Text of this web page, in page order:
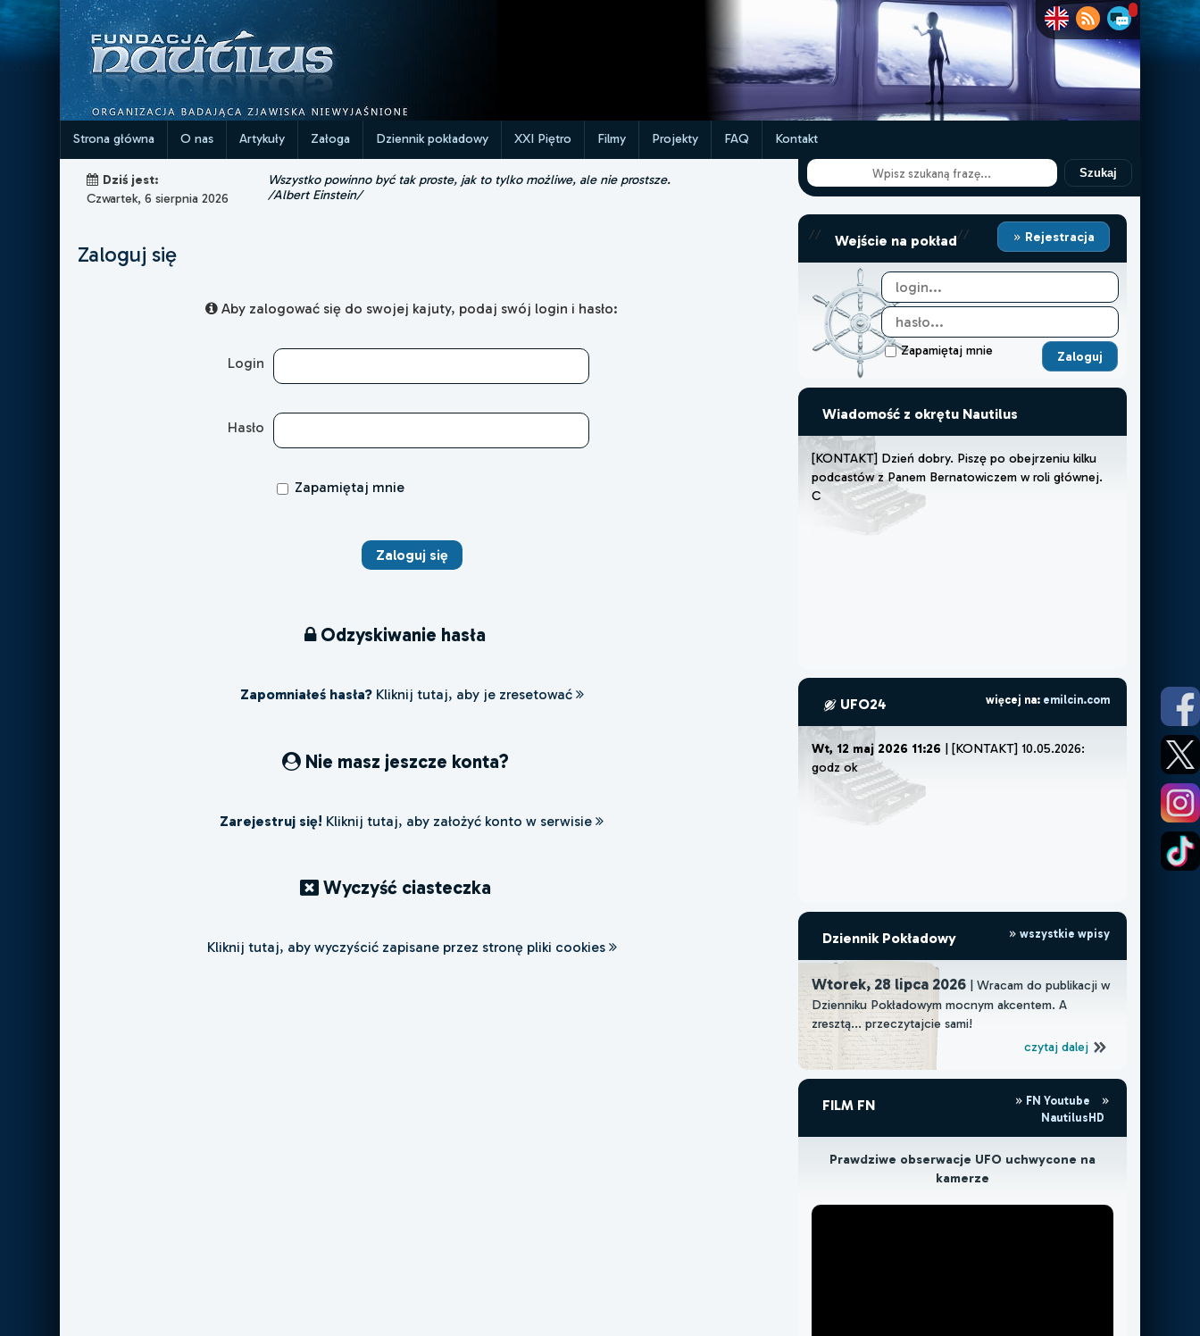
Strona główna O nas Artykuły Załoga Dziennik pokładowy XXI Piętro Filmy Projekty FAQ Kontakt
Dziś jest:
Czwartek, 6 sierpnia 2026
Wszystko powinno być tak proste, jak to tylko możliwe, ale nie prostsze.
/Albert Einstein/
Zaloguj się
Aby zalogować się do swojej kajuty, podaj swój login i hasło:
Login
Hasło
Zapamiętaj mnie
Odzyskiwanie hasła
Zapomniałeś hasła?Kliknij tutaj, aby je zresetować
Nie masz jeszcze konta?
Zarejestruj się! Kliknij tutaj, aby założyć konto w serwisie
Wyczyść ciasteczka
Kliknij tutaj, aby wyczyścić zapisane przez stronę pliki cookies
Szukaj
// Wejście na pokład// Rejestracja
Zapamiętaj mnie
Wiadomość z okrętu Nautilus
[KONTAKT] Dzień dobry. Piszę po obejrzeniu kilku
podcastów z Panem Bernatowiczem w roli głównej.
Cz ę, że mus
UFO24 więcej na: emilcin.com
Wt, 12 maj 2026 11:26 | [KONTAKT] 10.05.2026:
godz ok 22:30.
Dziennik Pokładowy wszystkie wpisy
Wtorek, 28 lipca 2026| Wracam do publikacji w
Dzienniku Pokładowym mocnym akcentem. A
zresztą... przeczytajcie sami!
czytaj dalej
FILM FN
FN Youtube
NautilusHD
Prawdziwe obserwacje UFO uchwycone na
kamerze